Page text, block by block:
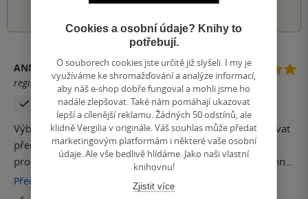
ANNA KRZYSTKOVÁ
registrovaný uživatel
Zakoupil produkt
Výborná kniha, seriozně psaná, snaží se nestranně varovat
před manipulacemi a lživými zprávami ve virtuálním
prostoru. Díky tomu, že je méně emotivní a více nestranná,
je čtenářšky trochu těžší než ony falešné zprávy, které
demaskuje. Je to vlastně "zábavná" učebnice- takže
Přečíst
Cookies a osobní údaje? Knihy to
potřebují.
O souborech cookies jste určitě již slyšeli. I my je
využíváme ke shromažďování a analýze informací,
aby náš e-shop dobře fungoval a mohli jsme ho
nadále zlepšovat. Také nám pomáhají ukazovat
lepší a cílenější reklamu. Žádných 50 odstínů, ale
klidně Vergilia v originále. Váš souhlas může předat
marketingovým platformám i některé vaše osobní
údaje. Ale vše bedlivě hlídáme. Jako naši vlastní
knihovnu!
Zjistit více